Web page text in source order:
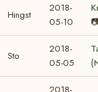
Hingst
2018-
05-10
Sto
2018-
05-05
2018-